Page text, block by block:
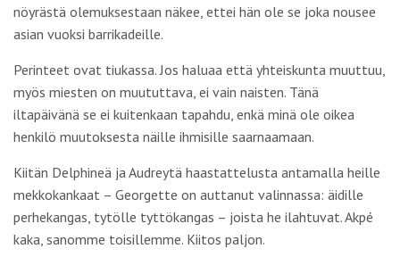
nöyrästä olemuksestaan näkee, ettei hän ole se joka nousee
asian vuoksi barrikadeille.
Perinteet ovat tiukassa. Jos haluaa että yhteiskunta muuttuu,
myös miesten on muututtava, ei vain naisten. Tänä
iltapäivänä se ei kuitenkaan tapahdu, enkä minä ole oikea
henkilö muutoksesta näille ihmisille saarnaamaan.
Kiitän Delphineä ja Audreytä haastattelusta antamalla heille
mekkokankaat – Georgette on auttanut valinnassa: äidille
perhekangas, tytölle tyttökangas – joista he ilahtuvat. Akpé
kaka, sanomme toisillemme. Kiitos paljon.